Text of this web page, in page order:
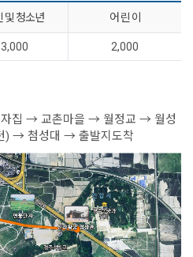
및 청소년 어 린 이
3,000 2,000
집 → 교촌마을 → 월정교 → 월성
) → 첨성대 → 출발지도착